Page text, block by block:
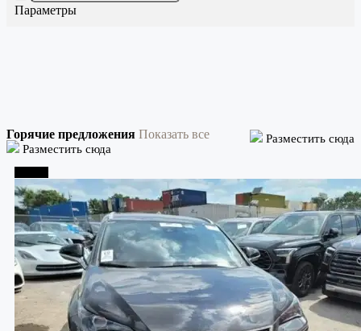
Параметры
Горячие предложения Показать все
Разместить сюда
Разместить сюда